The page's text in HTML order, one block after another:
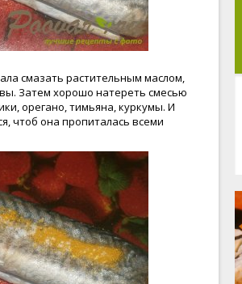
смазать растительным маслом,
Затем хорошо натереть смесью
орегано, тимьяна, куркумы. И
чтоб она пропиталась всеми